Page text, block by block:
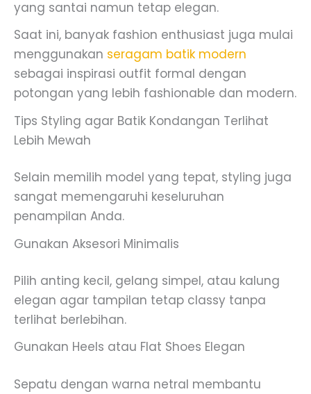
yang santai namun tetap elegan.
Saat ini, banyak fashion enthusiast juga mulai
menggunakan seragam batik modern
sebagai inspirasi outfit formal dengan
potongan yang lebih fashionable dan modern.
Tips Styling agar Batik Kondangan Terlihat
Lebih Mewah
Selain memilih model yang tepat, styling juga
sangat memengaruhi keseluruhan
penampilan Anda.
Gunakan Aksesori Minimalis
Pilih anting kecil, gelang simpel, atau kalung
elegan agar tampilan tetap classy tanpa
terlihat berlebihan.
Gunakan Heels atau Flat Shoes Elegan
Sepatu dengan warna netral membantu